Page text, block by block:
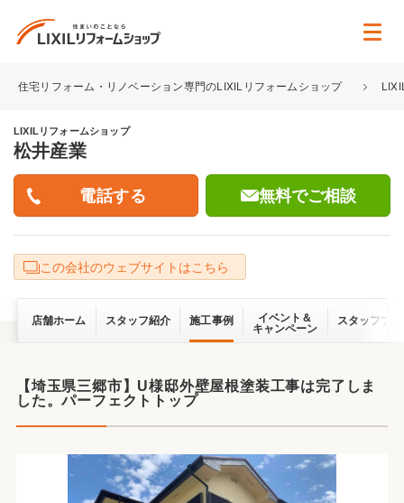
住宅リフォーム・リノベーション専門のLIXILリフォームショップ
LIXILリフォームショップ
松井産業
無料でご相談
この会社のウェブサイトはこちら
店舗ホーム スタッフ紹介 施工事例
イベント＆
キャンペーン
スタッフブ
【埼玉県三郷市】U様邸外壁屋根塗装工事は完了しま
した。パーフェクトトップ